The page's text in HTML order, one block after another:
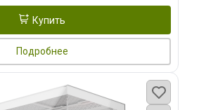
Купить
Подробнее